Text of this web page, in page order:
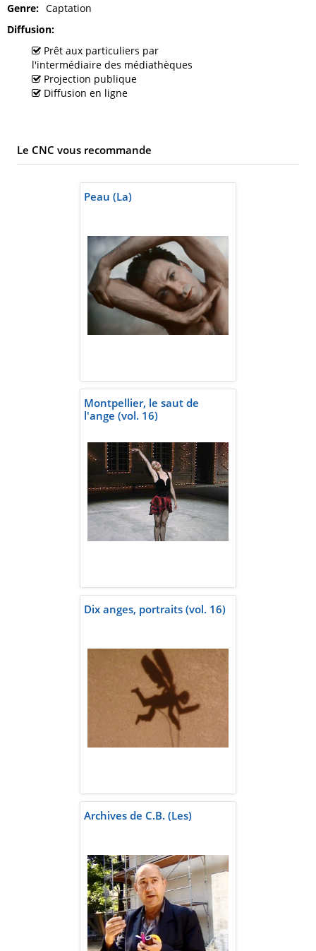
Genre
Captation
Diffusion
Prêt aux particuliers par
l'intermédiaire des médiathèques
Projection publique
Diffusion en ligne
Le CNC vous recommande
Peau (La)
Montpellier, le saut de
l'ange (vol. 16)
Dix anges, portraits (vol. 16)
Archives de C.B. (Les)